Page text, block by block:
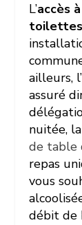
L’accès
toilettes
ailleurs,
assuré
nuitée,
de table
repas
vous
débit de